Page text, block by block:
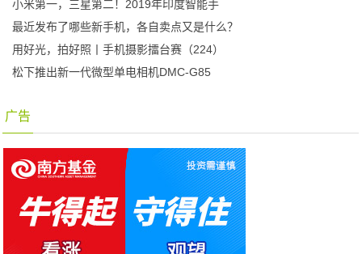
小米第一，三星第二！2019年印度智能手
最近发布了哪些新手机，各自卖点又是什么？
用好光，拍好照丨手机摄影擂台赛（224）
松下推出新一代微型单电相机DMC-G85
广告